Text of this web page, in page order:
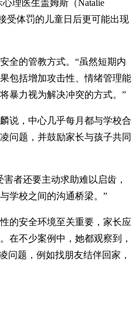
心理医生盖姆斯（Natalie
受体罚的儿童日后更可能出现
全的管教方式。“虽然短期内
包括增加攻击性、情绪管理能
暴力视为解决冲突的方式。”
说，中心几乎每月都与学校合
问题，并鼓励家长与孩子共同
者还要主动求助难以启齿，
学校之间的沟通桥梁。”
的安全环境至关重要，家长应
在不少案例中，她都观察到，
问题，例如找朋友结伴回家，